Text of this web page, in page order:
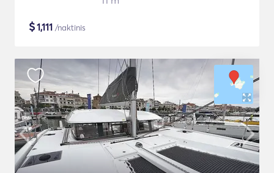
$1,111 /naktinis